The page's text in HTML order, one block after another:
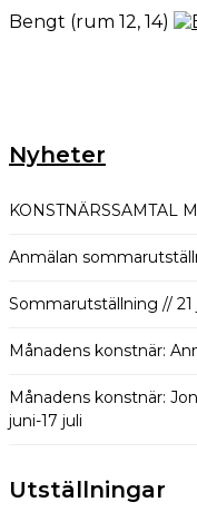
Bengt (rum 12, 14)
Nyheter
KONSTNÄRSSAMTAL
Anmälan
Sommarutställning // 21
Månadens konstnär:
Månadens konstnär:
juni-17 juli
Utställningar